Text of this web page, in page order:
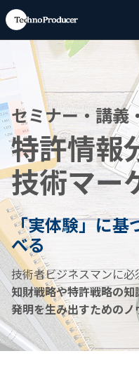
セミナー・講義
特許情報
技術マー
「実体験」に基
べる
技術者ビジネスマンに必
知財戦略や特許戦略の
発明を生み出すためのノ